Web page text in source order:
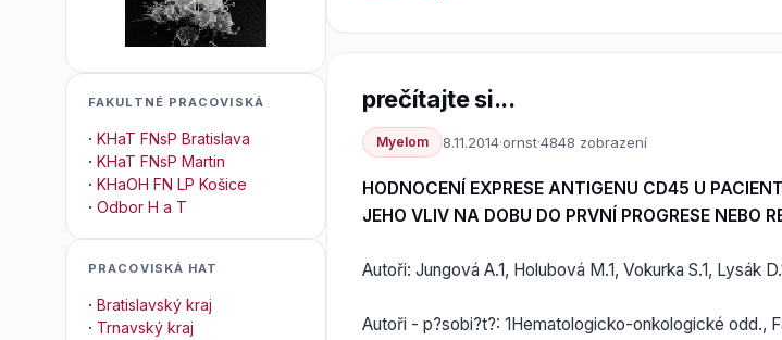
prečítajte si...
Myelom 8.11.2014·ornst·4848 zobrazení
HODNOCENÍ EXPRESE ANTIGENU CD45 U
JEHO VLIV NA DOBU DO PRVNÍ PROGRESE NEBO
Autoři: Jungová A.1, Holubová M.1, Vokurka S.1, Lysák
Autoři - p?sobi?t?: 1Hematologicko-onkologické odd.,
FAKULTNÉ PRACOVISKÁ
· KHaT FNsP Bratislava
· KHaT FNsP Martin
· KHaOH FN LP Košice
· Odbor H a T
PRACOVISKÁ HAT
· Bratislavský kraj
· Trnavský kraj